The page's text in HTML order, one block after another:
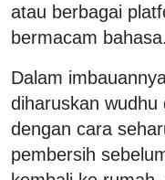
atau berbagai
bermacam bahasa.
Dalam
diharuskan
dengan cara
pembersih